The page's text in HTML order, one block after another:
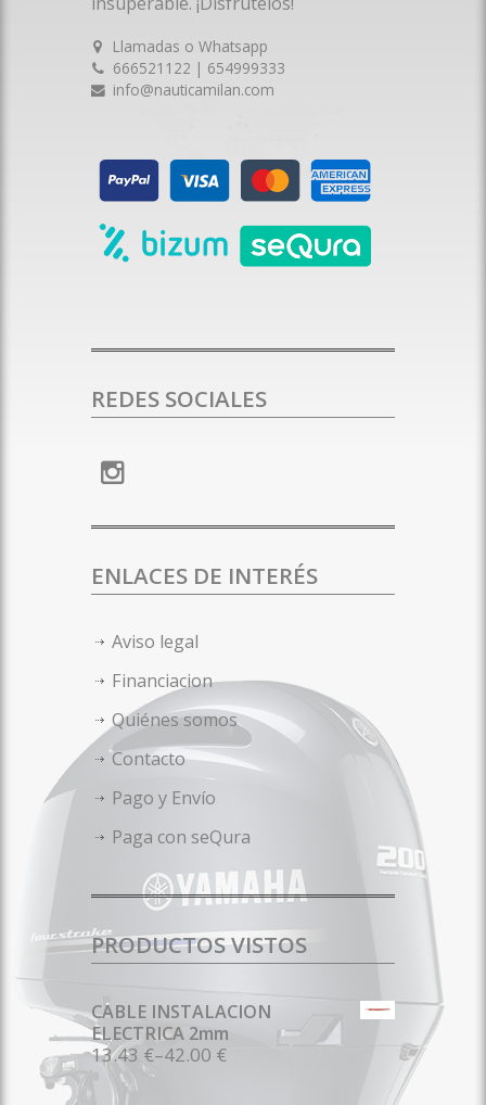
Llamadas o Whatsapp
666521122 | 654999333
info@nauticamilan.com
REDES SOCIALES
ENLACES DE INTERÉS
Aviso legal
Financiacion
Quiénes somos
Contacto
Pago y Envío
Paga con seQura
PRODUCTOS VISTOS
CABLE INSTALACION
ELECTRICA 2mm
13.43 €–42.00 €